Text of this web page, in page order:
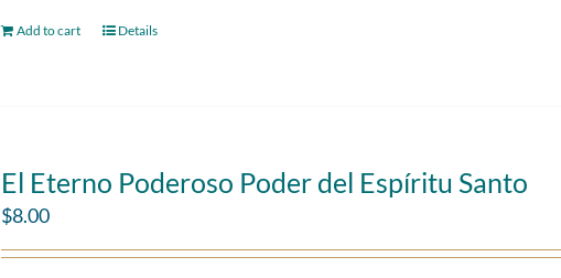
Add to cart Details
El Eterno Poderoso Poder del Espíritu Santo
$8.00